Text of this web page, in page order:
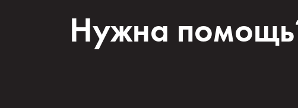
Нужна